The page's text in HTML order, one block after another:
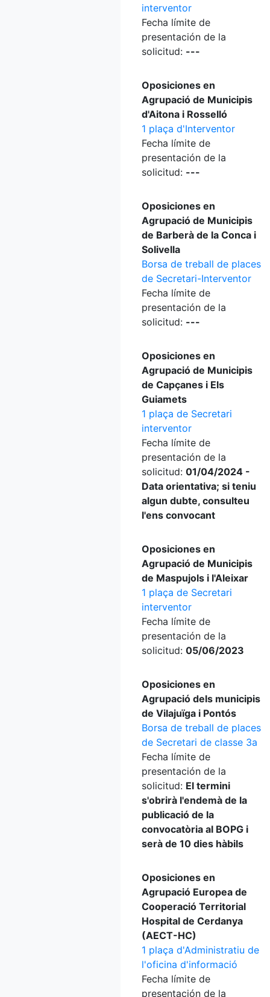
interventor
Fecha límite de
presentación de la
solicitud: ---
Oposiciones en
Agrupació de Municipis
d'Aitona i Rosselló
1 plaça d'Interventor
Fecha límite de
presentación de la
solicitud: ---
Oposiciones en
Agrupació de Municipis
de Barberà de la Conca i
Solivella
Borsa de treball de places
de Secretari-Interventor
Fecha límite de
presentación de la
solicitud: ---
Oposiciones en
Agrupació de Municipis
de Capçanes i Els
Guiamets
1 plaça de Secretari
interventor
Fecha límite de
presentación de la
solicitud: 01/04/2024 -
Data orientativa; si teniu
algun dubte, consulteu
l'ens convocant
Oposiciones en
Agrupació de Municipis
de Maspujols i l'Aleixar
1 plaça de Secretari
interventor
Fecha límite de
presentación de la
solicitud: 05/06/2023
Oposiciones en
Agrupació dels municipis
de Vilajuïga i Pontós
Borsa de treball de places
de Secretari de classe 3a
Fecha límite de
presentación de la
solicitud: El termini
s'obrirà l'endemà de la
publicació de la
convocatòria al BOPG i
serà de 10 dies hàbils
Oposiciones en
Agrupació Europea de
Cooperació Territorial
Hospital de Cerdanya
(AECT-HC)
1 plaça d'Administratiu de
l'oficina d'informació
Fecha límite de
presentación de la